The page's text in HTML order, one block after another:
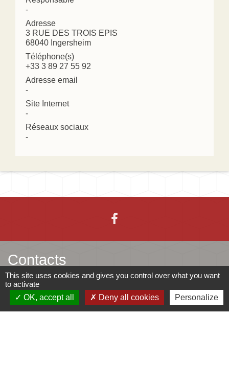
-
Adresse
3 RUE DES TROIS EPIS
68040 Ingersheim
Téléphone(s)
+33 3 89 27 55 92
Adresse email
-
Site Internet
-
Réseaux sociaux
-
Contacts
Mairie d'Ingersheim
42 rue de la République
68040 Ingersheim - FRANCE
This site uses cookies and gives you control over what you want
to activate
OK, accept all
Deny all cookies Personalize